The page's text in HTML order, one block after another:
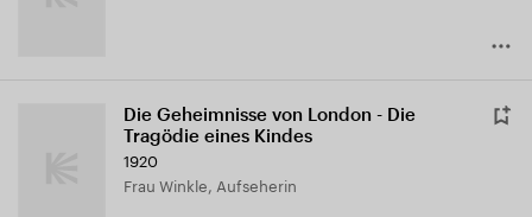
Die Geheimnisse von London - Die
Tragödie eines Kindes
1920
Frau Winkle, Aufseherin